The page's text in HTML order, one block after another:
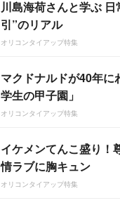
川島海荷さんと学ぶ
引”のリアル
オリコンタイアップ特集
マクドナルドが40年に
学生の甲子園」
オリコンタイアップ特集
イケメンてんこ盛り！
情ラブに胸キュン
オリコンタイアップ特集